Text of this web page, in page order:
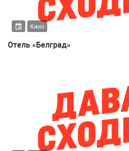
Кино
Отель «Белград»